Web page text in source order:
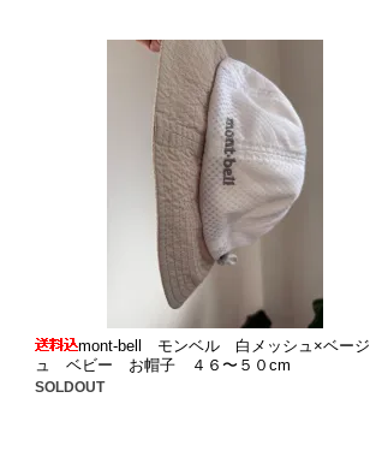
mont-bell モンベル 白メッシュ×ベージ
ュ ベビー お帽子 ４６〜５０cm
SOLDOUT